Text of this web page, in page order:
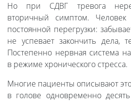
Но при СДВГ тревога
вторичный симптом.
постоянной перегрузки:
не успевает закончить дела,
Постепенно нервная система
в режиме хронического стресса.
Многие пациенты описывают
в голове одновременно